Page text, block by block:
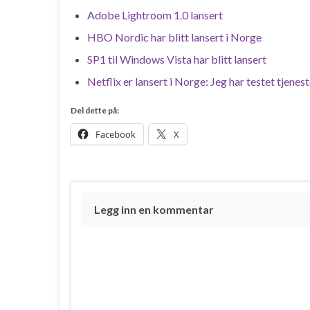
Adobe Lightroom 1.0 lansert
HBO Nordic har blitt lansert i Norge
SP1 til Windows Vista har blitt lansert
Netflix er lansert i Norge: Jeg har testet
Del dette på:
Facebook X
Legg inn en kommentar